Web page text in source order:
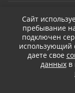
2026 ©
Сайт
пребывание
подключен
использующий
даете свое
данныхв